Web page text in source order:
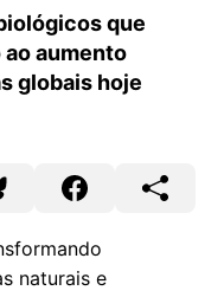
que
aumento
globais hoje
naturais e